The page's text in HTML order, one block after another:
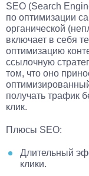
SEO (Search
по оптимизации
органической
включает в себя
оптимизацию
ссылочную
том, что оно
получать трафик
клик.
Плюсы SEO:
Длительный
клики.